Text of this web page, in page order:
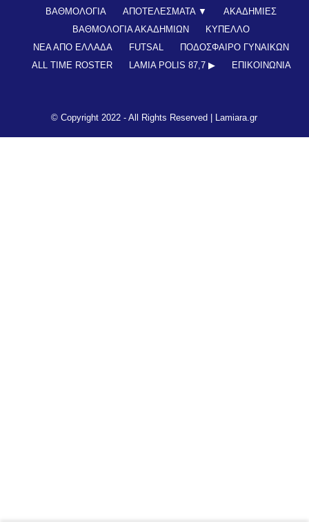
ΒΑΘΜΟΛΟΓΙΑ
ΑΠΟΤΕΛΕΣΜΑΤΑ ▼
ΑΚΑΔΗΜΙΕΣ
ΒΑΘΜΟΛΟΓΙΑ ΑΚΑΔΗΜΙΩΝ
ΚΥΠΕΛΛΟ
ΝΕΑ ΑΠΟ ΕΛΛΑΔΑ
FUTSAL
ΠΟΔΟΣΦΑΙΡΟ ΓΥΝΑΙΚΩΝ
ALL TIME ROSTER
LAMIA POLIS 87,7 ▶︎ ΕΠΙΚΟΙΝΩΝΊΑ
© Copyright 2022 - All Rights Reserved | Lamiara.gr